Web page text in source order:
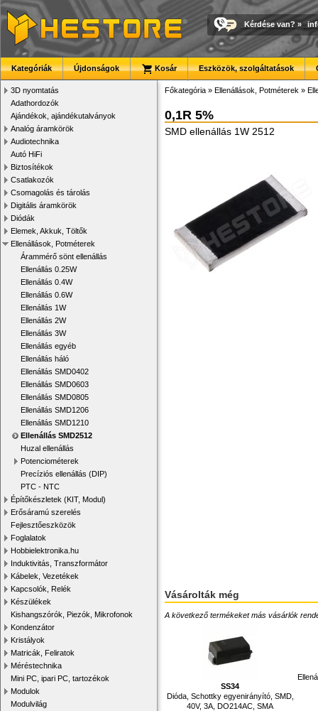
Kérdése van? »
Kategóriák Újdonságok Kosár Eszközök, szolgáltatások
3D nyomtatás
Adathordozók
Ajándékok, ajándékutalványok
Analóg áramkörök
Audiotechnika
Autó HiFi
Biztosítékok
Csatlakozók
Csomagolás és tárolás
Digitális áramkörök
Diódák
Elemek, Akkuk, Töltők
Ellenállások, Potméterek
Árammérő sönt ellenállás
Ellenállás 0.25W
Ellenállás 0.4W
Ellenállás 0.6W
Ellenállás 1W
Ellenállás 2W
Ellenállás 3W
Ellenállás egyéb
Ellenállás háló
Ellenállás SMD0402
Ellenállás SMD0603
Ellenállás SMD0805
Ellenállás SMD1206
Ellenállás SMD1210
Ellenállás SMD2512
Huzal ellenállás
Potenciométerek
Precíziós ellenállás (DIP)
PTC - NTC
Építőkészletek (KIT, Modul)
Erősáramú szerelés
Fejlesztőeszközök
Foglalatok
Hobbielektronika.hu
Induktivitás, Transzformátor
Kábelek, Vezetékek
Kapcsolók, Relék
Készülékek
Kishangszórók, Piezók, Mikrofonok
Kondenzátor
Kristályok
Matricák, Feliratok
Méréstechnika
Mini PC, ipari PC, tartozékok
Modulok
Modulvilág
Főkategória » Ellenállások, Potméterek »
0,1R 5%
SMD ellenállás 1W 2512
Vásárolták még
A következő termékeket más vásárlók
SS34
Dióda, Schottky egyenirányító, SMD,
40V, 3A, DO214AC, SMA